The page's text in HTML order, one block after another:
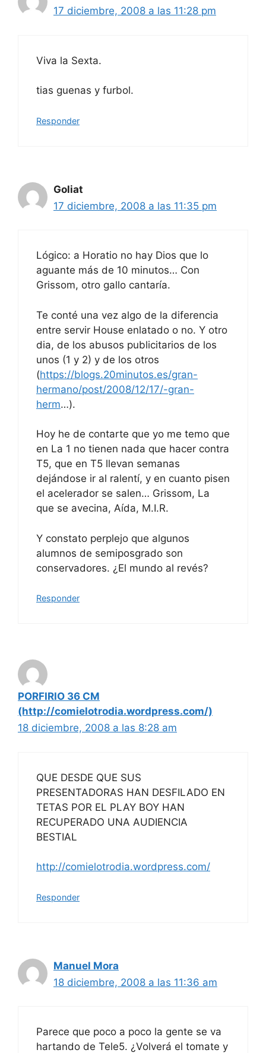
17 diciembre, 2008 a las 11:28 pm
Viva la Sexta.
tias guenas y furbol.
Responder
Goliat
17 diciembre, 2008 a las 11:35 pm
Lógico: a Horatio no hay Dios que lo
aguante más de 10 minutos… Con
Grissom, otro gallo cantaría.
Te conté una vez algo de la diferencia
entre servir House enlatado o no. Y otro
dia, de los abusos publicitarios de los
unos (1 y 2) y de los otros
(https://blogs.20minutos.es/gran-
hermano/post/2008/12/17/-gran-
herm…).
Hoy he de contarte que yo me temo que
en La 1 no tienen nada que hacer contra
T5, que en T5 llevan semanas
dejándose ir al ralentí, y en cuanto pisen
el acelerador se salen… Grissom, La
que se avecina, Aída, M.I.R.
Y constato perplejo que algunos
alumnos de semiposgrado son
conservadores. ¿El mundo al revés?
Responder
PORFIRIO 36 CM
(http://comielotrodia.wordpress.com/)
18 diciembre, 2008 a las 8:28 am
QUE DESDE QUE SUS
PRESENTADORAS HAN DESFILADO EN
TETAS POR EL PLAY BOY HAN
RECUPERADO UNA AUDIENCIA
BESTIAL
http://comielotrodia.wordpress.com/
Responder
Manuel Mora
18 diciembre, 2008 a las 11:36 am
Parece que poco a poco la gente se va
hartando de Tele5. ¿Volverá el tomate y